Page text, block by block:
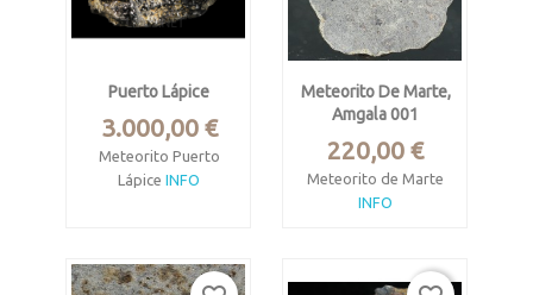
Puerto Lápice
Precio
3.000,00 €
Meteorito Puerto
Lápice INFO
de 2007.
Meteorito De Marte,
Amgala 001
Precio
220,00 €
Meteorito de Marte
INFO
Saguia el Hamra,